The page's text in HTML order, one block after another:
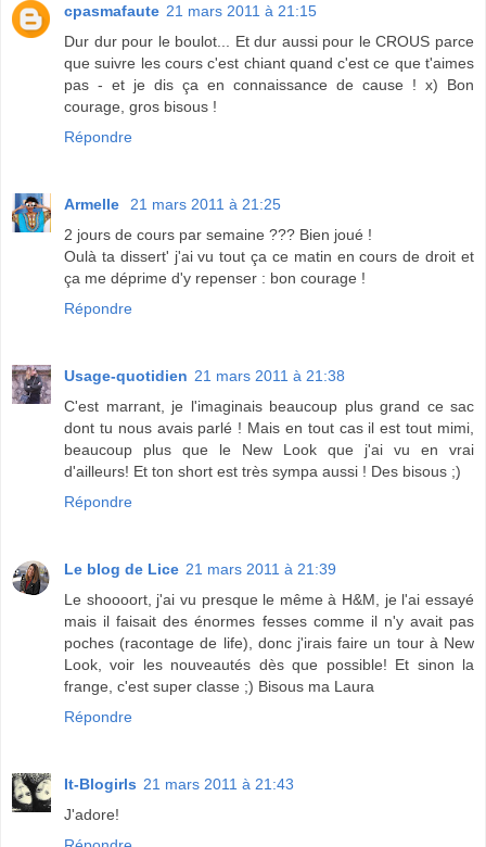
cpasmafaute 21 mars 2011 à 21:15
Dur dur pour le boulot... Et dur aussi pour le CROUS parce
que suivre les cours c'est chiant quand c'est ce que t'aimes
pas - et je dis ça en connaissance de cause ! x) Bon
courage, gros bisous !
Répondre
Armelle
21 mars 2011 à 21:25
2 jours de cours par semaine ??? Bien joué !
Oulà ta dissert' j'ai vu tout ça ce matin en cours de droit et
ça me déprime d'y repenser : bon courage !
Répondre
Usage-quotidien 21 mars 2011 à 21:38
C'est marrant, je l'imaginais beaucoup plus grand ce sac
dont tu nous avais parlé ! Mais en tout cas il est tout mimi,
beaucoup plus que le New Look que j'ai vu en vrai
d'ailleurs! Et ton short est très sympa aussi ! Des bisous ;)
Répondre
Le blog de Lice 21 mars 2011 à 21:39
Le shoooort, j'ai vu presque le même à H&M, je l'ai essayé
mais il faisait des énormes fesses comme il n'y avait pas
poches (racontage de life), donc j'irais faire un tour à New
Look, voir les nouveautés dès que possible! Et sinon la
frange, c'est super classe ;) Bisous ma Laura
Répondre
It-Blogirls 21 mars 2011 à 21:43
J'adore!